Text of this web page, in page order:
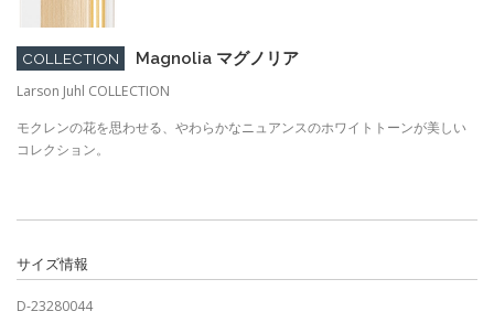
COLLECTION
Magnolia マグノリア
Larson Juhl COLLECTION
モクレンの花を思わせる、やわらかなニュアンスのホワイトトーンが美しい
コレクション。
サイズ情報
D-23280044